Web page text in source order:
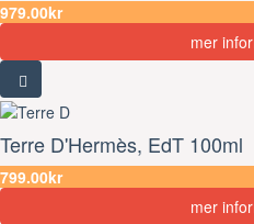
979.00kr
mer
Terre D'Hermès, EdT 100ml
799.00kr
mer